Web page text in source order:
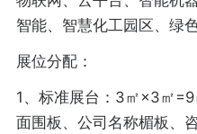
智能、智慧化工园区、绿
展位分配：
1、标准展台：3㎡×3㎡
面围板、公司名称楣板、